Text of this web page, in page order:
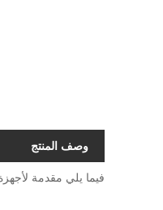
وصف المنتج
فيما يلي مقدمة